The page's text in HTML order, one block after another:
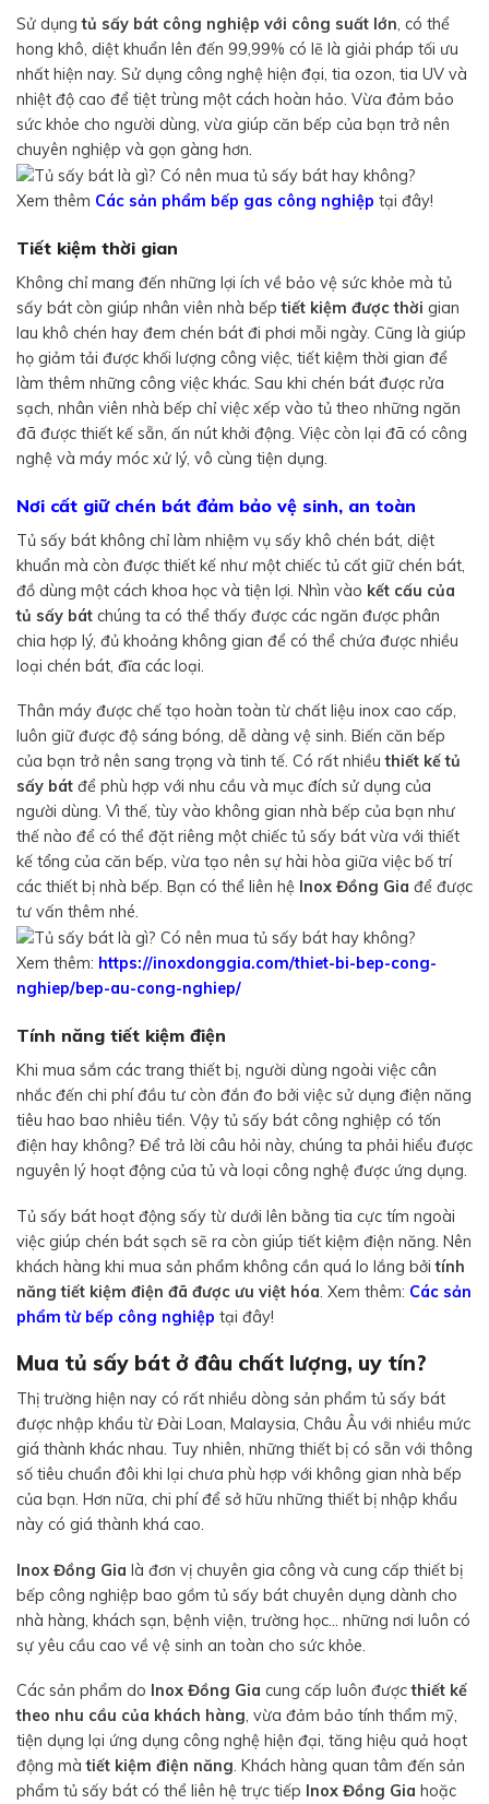
Sử dụngtủ sấy bát công nghiệp với công suất lớn, có thể
hong khô, diệt khuẩn lên đến 99,99% có lẽ là giải pháp tối ưu
nhất hiện nay. Sử dụng công nghệ hiện đại, tia ozon, tia UV và
nhiệt độ cao để tiệt trùng một cách hoàn hảo. Vừa đảm bảo
sức khỏe cho người dùng, vừa giúp căn bếp của bạn trở nên
chuyên nghiệp và gọn gàng hơn.
Xem thêm Các sản phẩm bếp gas công nghiệp tại đây!
Tiết kiệm thời gian
Không chỉ mang đến những lợi ích về bảo vệ sức khỏe mà tủ
sấy bát còn giúp nhân viên nhà bếptiết kiệm được thời gian
lau khô chén hay đem chén bát đi phơi mỗi ngày. Cũng là giúp
họ giảm tải được khối lượng công việc, tiết kiệm thời gian để
làm thêm những công việc khác. Sau khi chén bát được rửa
sạch, nhân viên nhà bếp chỉ việc xếp vào tủ theo những ngăn
đã được thiết kế sẵn, ấn nút khởi động. Việc còn lại đã có công
nghệ và máy móc xử lý, vô cùng tiện dụng.
Nơi cất giữ chén bát đảm bảo vệ sinh, an toàn
Tủ sấy bát không chỉ làm nhiệm vụ sấy khô chén bát, diệt
khuẩn mà còn được thiết kế như một chiếc tủ cất giữ chén bát,
đồ dùng một cách khoa học và tiện lợi. Nhìn vào kết cấu của
tủ sấy bát chúng ta có thể thấy được các ngăn được phân
chia hợp lý, đủ khoảng không gian để có thể chứa được nhiều
loại chén bát, đĩa các loại.
Thân máy được chế tạo hoàn toàn từ chất liệu inox cao cấp,
luôn giữ được độ sáng bóng, dễ dàng vệ sinh. Biến căn bếp
của bạn trở nên sang trọng và tinh tế. Có rất nhiềuthiết kế tủ
sấy bát để phù hợp với nhu cầu và mục đích sử dụng của
người dùng. Vì thế, tùy vào không gian nhà bếp của bạn như
thế nào để có thể đặt riêng một chiếc tủ sấy bát vừa với thiết
kế tổng của căn bếp, vừa tạo nên sự hài hòa giữa việc bố trí
các thiết bị nhà bếp. Bạn có thể liên hệ Inox Đồng Gia để được
tư vấn thêm nhé.
Xem thêm: https://inoxdonggia.com/thiet-bi-bep-cong-
nghiep/bep-au-cong-nghiep/
Tính năng tiết kiệm điện
Khi mua sắm các trang thiết bị, người dùng ngoài việc cân
nhắc đến chi phí đầu tư còn đắn đo bởi việc sử dụng điện năng
tiêu hao bao nhiêu tiền. Vậy tủ sấy bát công nghiệp có tốn
điện hay không? Để trả lời câu hỏi này, chúng ta phải hiểu được
nguyên lý hoạt động của tủ và loại công nghệ được ứng dụng.
Tủ sấy bát hoạt động sấy từ dưới lên bằng tia cực tím ngoài
việc giúp chén bát sạch sẽ ra còn giúp tiết kiệm điện năng. Nên
khách hàng khi mua sản phẩm không cần quá lo lắng bởitính
năng tiết kiệm điện đã được ưu việt hóa. Xem thêm: Các sản
phẩm từ bếp công nghiệp tại đây!
Mua tủ sấy bát ở đâu chất lượng, uy tín?
Thị trường hiện nay có rất nhiều dòng sản phẩm tủ sấy bát
được nhập khẩu từ Đài Loan, Malaysia, Châu Âu với nhiều mức
giá thành khác nhau. Tuy nhiên, những thiết bị có sẵn với thông
số tiêu chuẩn đôi khi lại chưa phù hợp với không gian nhà bếp
của bạn. Hơn nữa, chi phí để sở hữu những thiết bị nhập khẩu
này có giá thành khá cao.
Inox Đồng Gia là đơn vị chuyên gia công và cung cấp thiết bị
bếp công nghiệp bao gồm tủ sấy bát chuyên dụng dành cho
nhà hàng, khách sạn, bệnh viện, trường học… những nơi luôn có
sự yêu cầu cao về vệ sinh an toàn cho sức khỏe.
Các sản phẩm do Inox Đồng Gia cung cấp luôn đượcthiết kế
theo nhu cầu của khách hàng, vừa đảm bảo tính thẩm mỹ,
tiện dụng lại ứng dụng công nghệ hiện đại, tăng hiệu quả hoạt
động mà tiết kiệm điện năng. Khách hàng quan tâm đến sản
phẩm tủ sấy bát có thể liên hệ trực tiếp Inox Đồng Gia hoặc